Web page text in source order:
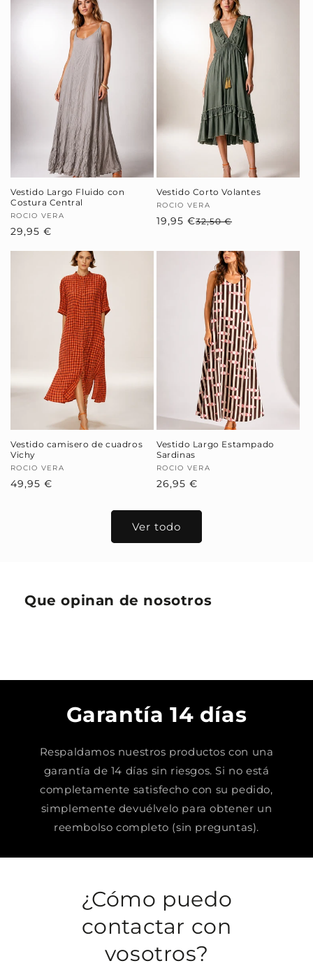
Vestido Largo Fluido con
Costura Central
Proveedor:
ROCIO VERA
Precio
29,95 €
Vestido Corto Volantes
Proveedor:
ROCIO VERA
32,50 €
oferta
19,95 €
Vestido camisero de cuadros
Vichy
Proveedor:
ROCIO VERA
Precio
49,95 €
Vestido Largo Estampado
Sardinas
Proveedor:
ROCIO VERA
Precio
26,95 €
Ver todo
Que opinan de nosotros
Garantía 14 días
Respaldamos nuestros productos con una
garantía de 14 días sin riesgos. Si no está
completamente satisfecho con su pedido,
simplemente devuélvelo para obtener un
reembolso completo (sin preguntas).
¿Cómo puedo
contactar con
vosotros?